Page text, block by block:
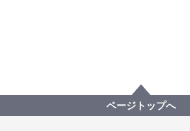
ページトップへ